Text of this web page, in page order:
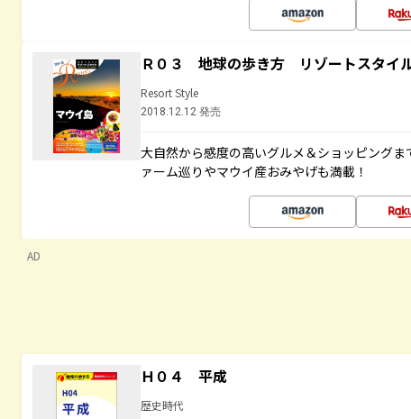
Ｒ０３ 地球の歩き方 リゾートスタイ
Resort Style
2018.12.12 発売
大自然から感度の高いグルメ＆ショッピング
ァーム巡りやマウイ産おみやげも満載！
AD
Ｈ０４ 平成
歴史時代